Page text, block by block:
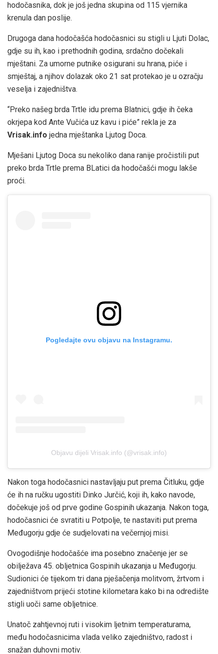
hodočasnika, dok je još jedna skupina od 115 vjernika
krenula dan poslije.
Drugoga dana hodočašća hodočasnici su stigli u Ljuti Dolac,
gdje su ih, kao i prethodnih godina, srdačno dočekali
mještani. Za umorne putnike osigurani su hrana, piće i
smještaj, a njihov dolazak oko 21 sat protekao je u ozračju
veselja i zajedništva.
“Preko našeg brda Trtle idu prema Blatnici, gdje ih čeka
okrjepa kod Ante Vučića uz kavu i piće” rekla je za
Vrisak.info jedna mještanka Ljutog Doca.
Mješani Ljutog Doca su nekoliko dana ranije pročistili put
preko brda Trtle prema BLatici da hodočašći mogu lakše
proći.
Pogledajte ovu objavu na Instagramu.
Objavu dijeli Vrisak.info (@vrisak.info)
Nakon toga hodočasnici nastavljaju put prema Čitluku, gdje
će ih na ručku ugostiti Dinko Jurčić, koji ih, kako navode,
dočekuje još od prve godine Gospinih ukazanja. Nakon toga,
hodočasnici će svratiti u Potpolje, te nastaviti put prema
Međugorju gdje će sudjelovati na večernjoj misi.
Ovogodišnje hodočašće ima posebno značenje jer se
obilježava 45. obljetnica Gospinih ukazanja u Međugorju.
Sudionici će tijekom tri dana pješačenja molitvom, žrtvom i
zajedništvom prijeći stotine kilometara kako bi na odredište
stigli uoči same obljetnice.
Unatoč zahtjevnoj ruti i visokim ljetnim temperaturama,
među hodočasnicima vlada veliko zajedništvo, radost i
snažan duhovni motiv.